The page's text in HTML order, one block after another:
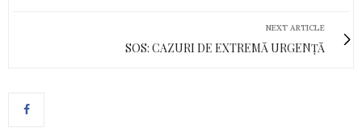
NEXT ARTICLE
SOS: CAZURI DE EXTREMĂ URGENȚĂ